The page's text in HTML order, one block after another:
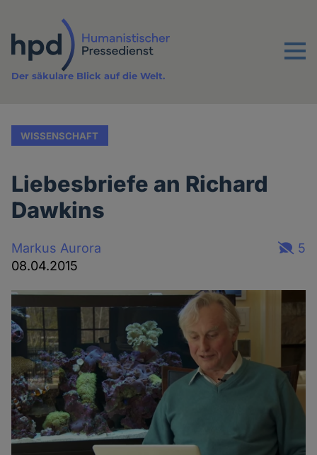
Inhalt
Menu
Der säkulare Blick auf die Welt.
WISSENSCHAFT
Liebesbriefe an Richard
Dawkins
Markus Aurora
08.04.2015
5